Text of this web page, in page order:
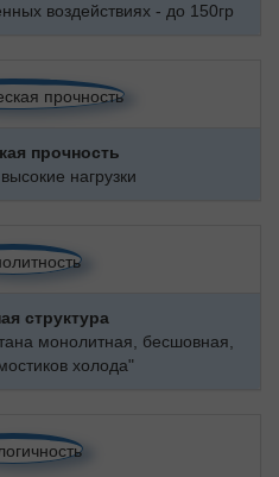
воздействиях - до 150гр
прочность
нагрузки
структура
монолитная, бесшовная,
холода"